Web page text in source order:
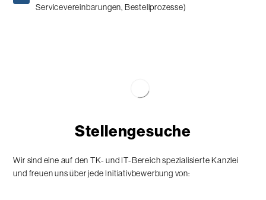
Servicevereinbarungen, Bestellprozesse)
Stellengesuche
Wir sind eine auf den TK- und IT-Bereich spezialisierte Kanzlei
und freuen uns über jede Initiativbewerbung von: